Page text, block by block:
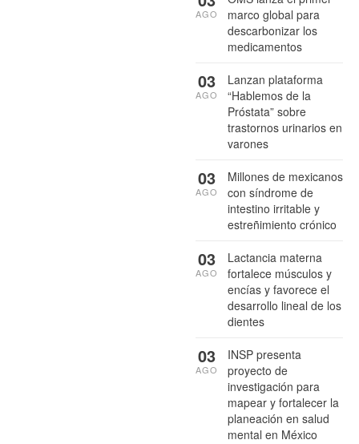
marco global para
descarbonizar los
medicamentos
AGO
Lanzan plataforma
“Hablemos de la
Próstata” sobre
trastornos urinarios en
varones
03
AGO
Millones de mexicanos
con síndrome de
intestino irritable y
estreñimiento crónico
03
AGO
Lactancia materna
fortalece músculos y
encías y favorece el
desarrollo lineal de los
dientes
03
AGO
INSP presenta
proyecto de
investigación para
mapear y fortalecer la
planeación en salud
mental en México
03
AGO